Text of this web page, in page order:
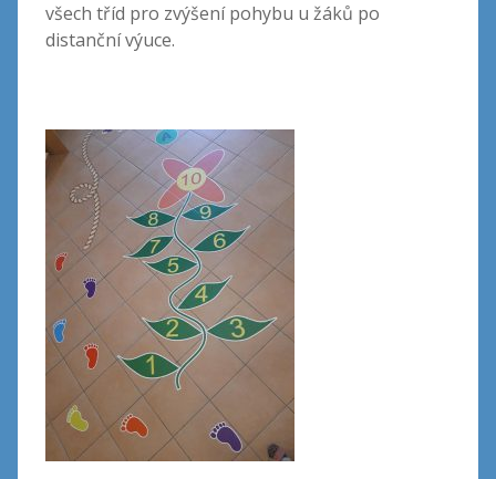
všech tříd pro zvýšení pohybu u žáků po
distanční výuce.